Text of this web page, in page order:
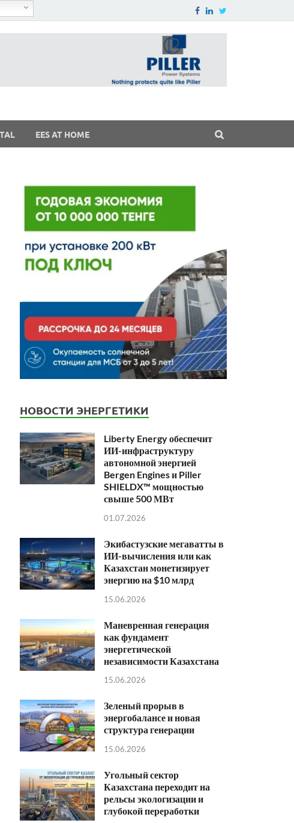
EES AT HOME
НОВОСТИ ЭНЕРГЕТИКИ
Liberty Energy обеспечит
ИИ-инфраструктуру
автономной энергией
Bergen Engines и Piller
SHIELDX™ мощностью
свыше 500 МВт
01.07.2026
Экибастузские мегаватты в
ИИ-вычисления или как
Казахстан монетизирует
энергию на $10 млрд
15.06.2026
Маневренная генерация
как фундамент
энергетической
независимости Казахстана
15.06.2026
Зеленый прорыв в
энергобалансе и новая
структура генерации
15.06.2026
Угольный сектор
Казахстана переходит на
рельсы экологизации и
глубокой переработки